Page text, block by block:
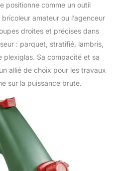
positionne comme un outil
amateur ou l’agenceur
droites et précises dans
: parquet, stratifié, lambris,
plexiglas. Sa compacité et sa
allié de choix pour les travaux
sur la puissance brute.